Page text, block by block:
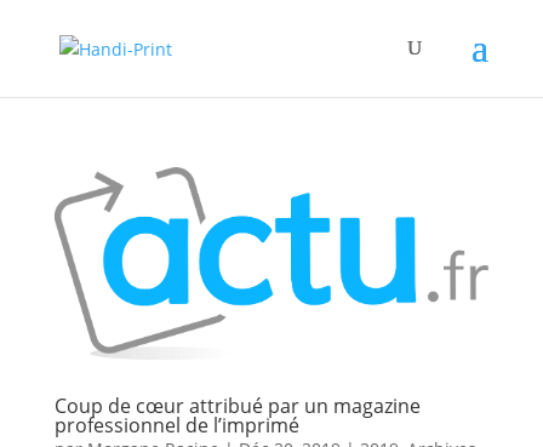
Coup de cœur attribué par un magazine
professionnel de l’imprimé